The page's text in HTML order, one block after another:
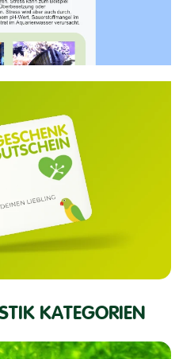
KATEGORIEN